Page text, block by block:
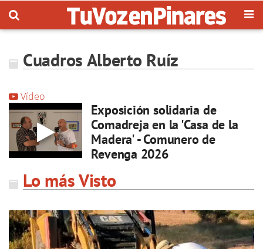
Cuadros Alberto Ruíz
Vídeo
Exposición solidaria de
Comadreja en la 'Casa de la
Madera' - Comunero de
Revenga 2026
Lo más Visto